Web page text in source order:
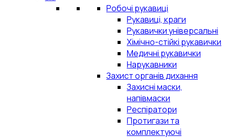
Робочі рукавиці
Рукавиці, краги
Рукавички універсальні
Хімічно-стійкі рукавички
Медичні рукавички
Нарукавники
Захист органів дихання
Захисні маски,
напівмаски
Респіратори
Протигази та
комплектуючі